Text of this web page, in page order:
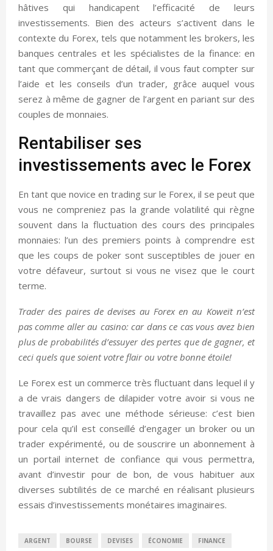
hâtives qui handicapent l’efficacité de leurs
investissements. Bien des acteurs s’activent dans le
contexte du Forex, tels que notamment les brokers, les
banques centrales et les spécialistes de la finance: en
tant que commerçant de détail, il vous faut compter sur
l’aide et les conseils d’un trader, grâce auquel vous
serez à même de gagner de l’argent en pariant sur des
couples de monnaies.
Rentabiliser ses
investissements avec le Forex
En tant que novice en trading sur le Forex, il se peut que
vous ne compreniez pas la grande volatilité qui règne
souvent dans la fluctuation des cours des principales
monnaies: l’un des premiers points à comprendre est
que les coups de poker sont susceptibles de jouer en
votre défaveur, surtout si vous ne visez que le court
terme.
Trader des paires de devises au Forex en au Koweït n’est
pas comme aller au casino: car dans ce cas vous avez bien
plus de probabilités d’essuyer des pertes que de gagner, et
ceci quels que soient votre flair ou votre bonne étoile!
Le Forex est un commerce très fluctuant dans lequel il y
a de vrais dangers de dilapider votre avoir si vous ne
travaillez pas avec une méthode sérieuse: c’est bien
pour cela qu’il est conseillé d’engager un broker ou un
trader expérimenté, ou de souscrire un abonnement à
un portail internet de confiance qui vous permettra,
avant d’investir pour de bon, de vous habituer aux
diverses subtilités de ce marché en réalisant plusieurs
essais d’investissements monétaires imaginaires.
ARGENT BOURSE DEVISES ÉCONOMIE FINANCE